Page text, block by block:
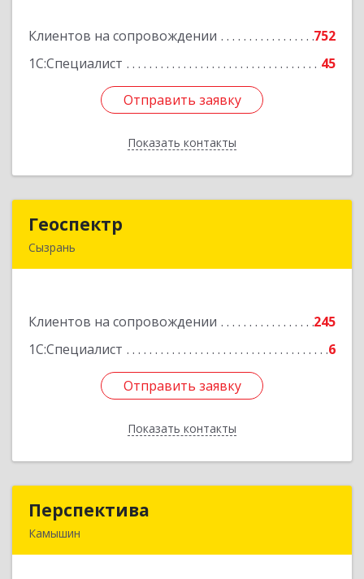
Клиентов на сопровождении
752
1С:Специалист
45
Отправить заявку
Показать контакты
Подробнее
Отправить заявку
Назад
Геоспектр
Сызрань
Клиентов на сопровождении
245
1С:Специалист
6
Отправить заявку
Показать контакты
Подробнее
Отправить заявку
Назад
Перспектива
Камышин